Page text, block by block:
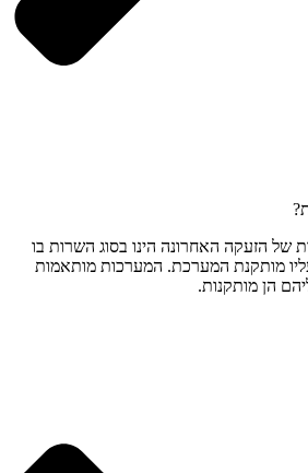
של הזעקה האחרונה הינו בסוג השרות בו
עליו מותקנת המערכת. המערכות מותאמות
הן מותקנות.